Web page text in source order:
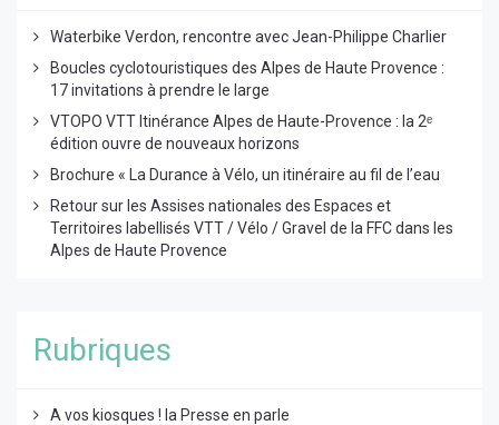
Waterbike Verdon, rencontre avec Jean-Philippe Charlier
Boucles cyclotouristiques des Alpes de Haute Provence :
17 invitations à prendre le large
VTOPO VTT Itinérance Alpes de Haute-Provence : la 2ᵉ
édition ouvre de nouveaux horizons
Brochure « La Durance à Vélo, un itinéraire au fil de l’eau
Retour sur les Assises nationales des Espaces et
Territoires labellisés VTT / Vélo / Gravel de la FFC dans les
Alpes de Haute Provence
Rubriques
A vos kiosques ! la Presse en parle